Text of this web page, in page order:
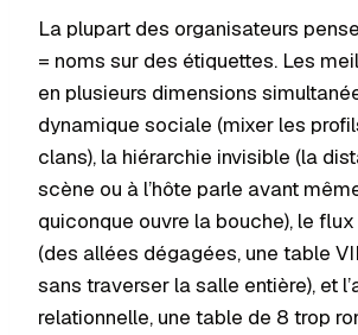
La plupart des organisateurs
= noms sur des étiquettes. Les
en plusieurs dimensions
dynamique sociale (mixer les
clans), la hiérarchie invisible (la
scène ou à l’hôte parle avant
quiconque ouvre la bouche), le
(des allées dégagées, une table
sans traverser la salle entière), et
relationnelle, une table de 8 trop